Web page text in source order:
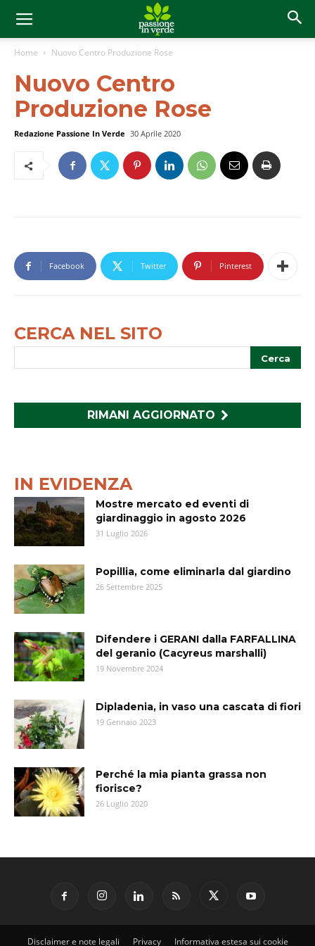
Home Nuovo Centro Produzione Rose
Nuovo Centro
Produzione Rose
Redazione Passione In Verde 30 Aprile 2020
Facebook Twitter Pinterest
CERCA NEL SITO
RIMANI AGGIORNATO
IN EVIDENZA
Mostre mercato ed eventi di
giardinaggio in agosto 2026
31 Luglio 2026
Popillia, come eliminarla dal giardino
26 Settembre 2025
Difendere i GERANI dalla FARFALLINA
del geranio (Cacyreus marshalli)
19 Novembre 2024
Dipladenia, in vaso una cascata di fiori
19 Gennaio 2023
Perché la mia pianta grassa non
fiorisce?
26 Luglio 2020
Disclaimer e note legali Privacy Informativa estesa sui cookie